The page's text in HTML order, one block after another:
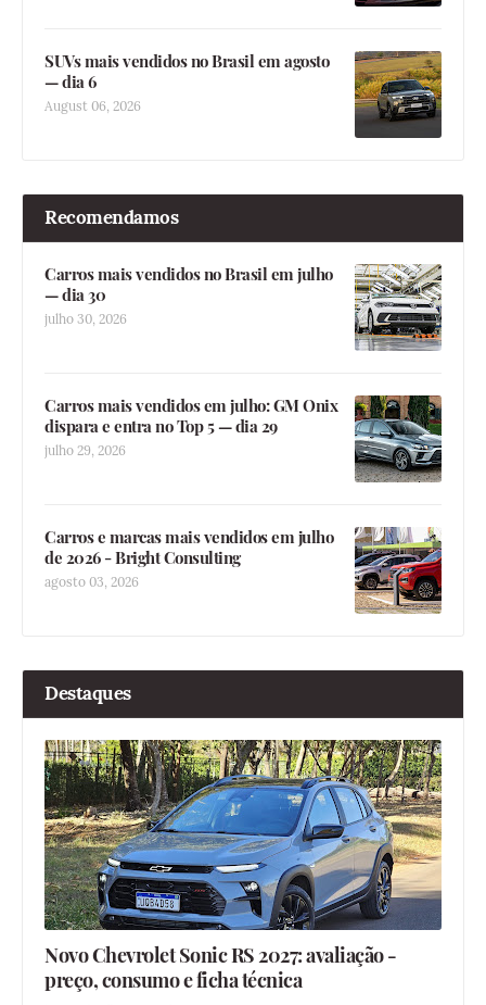
SUVs mais vendidos no Brasil em agosto
— dia 6
August 06, 2026
Recomendamos
Carros mais vendidos no Brasil em julho
— dia 30
julho 30, 2026
Carros mais vendidos em julho: GM Onix
dispara e entra no Top 5 — dia 29
julho 29, 2026
Carros e marcas mais vendidos em julho
de 2026 - Bright Consulting
agosto 03, 2026
Destaques
Novo Chevrolet Sonic RS 2027: avaliação -
preço, consumo e ficha técnica